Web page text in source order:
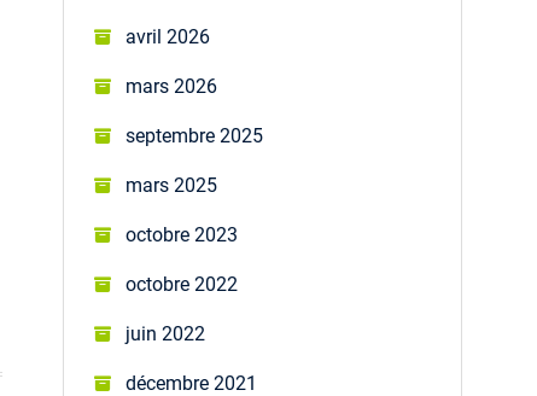
avril 2026
mars 2026
septembre 2025
mars 2025
octobre 2023
octobre 2022
juin 2022
décembre 2021